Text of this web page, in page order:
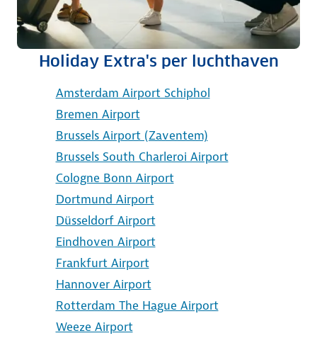
Holiday Extra's per luchthaven
Amsterdam Airport Schiphol
Bremen Airport
Brussels Airport (Zaventem)
Brussels South Charleroi Airport
Cologne Bonn Airport
Dortmund Airport
Düsseldorf Airport
Eindhoven Airport
Frankfurt Airport
Hannover Airport
Rotterdam The Hague Airport
Weeze Airport